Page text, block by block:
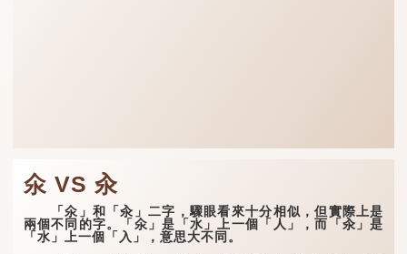
氽 VS 汆
「氽」和「汆」二字，驟眼看來十分相似，但實際上是
兩個不同的字。「氽」是「水」上一個「人」，而「汆」是
「水」上一個「入」，意思大不同。